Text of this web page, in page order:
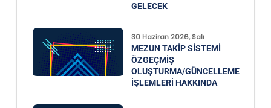
GELECEK
30 Haziran 2026, Salı
MEZUN TAKIP SISTEMI
ÖZGEÇMIŞ
OLUŞTURMA/GÜNCELLEME
İŞLEMLERI HAKKINDA